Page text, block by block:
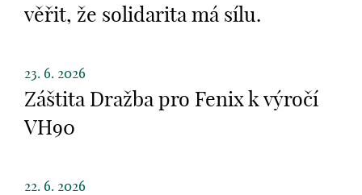
věřit, že solidarita má sílu.
23. 6. 2026
Záštita Dražba pro Fenix k výročí
VH90
22. 6. 2026